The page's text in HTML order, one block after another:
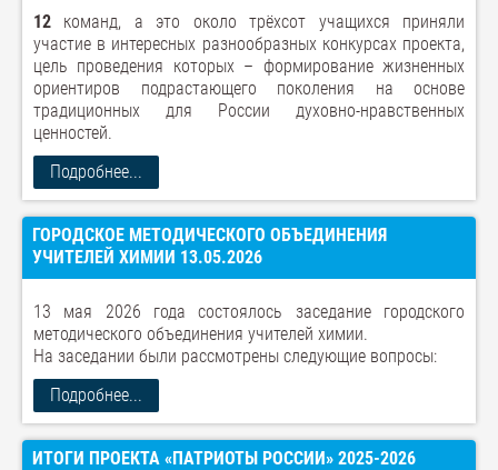
12 команд, а это около трёхсот учащихся приняли
участие в интересных разнообразных конкурсах проекта,
цель проведения которых – формирование жизненных
ориентиров подрастающего поколения на основе
традиционных для России духовно-нравственных
ценностей.
Подробнее...
ГОРОДСКОЕ МЕТОДИЧЕСКОГО ОБЪЕДИНЕНИЯ
УЧИТЕЛЕЙ ХИМИИ 13.05.2026
13 мая 2026 года состоялось заседание городского
методического объединения учителей химии.
На заседании были рассмотрены следующие вопросы:
Подробнее...
ИТОГИ ПРОЕКТА «ПАТРИОТЫ РОССИИ» 2025-2026